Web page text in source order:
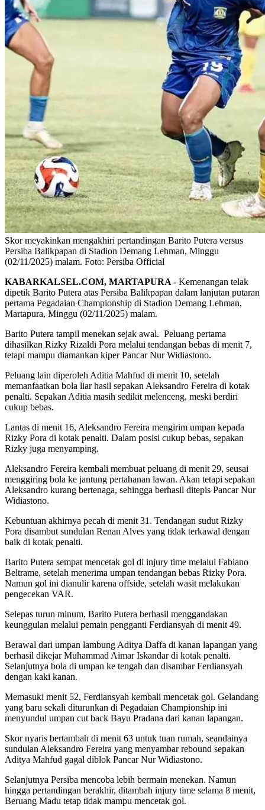
Skor meyakinkan mengakhiri pertandingan Barito Putera versus
Persiba Balikpapan di Stadion Demang Lehman, Minggu
(02/11/2025) malam. Foto: Persiba Official
KABARKALSEL.COM, MARTAPURA - Kemenangan telak
dipetik Barito Putera atas Persiba Balikpapan dalam lanjutan putaran
pertama Pegadaian Championship di Stadion Demang Lehman,
Martapura, Minggu (02/11/2025) malam.
Barito Putera tampil menekan sejak awal. Peluang pertama
dihasilkan Rizky Rizaldi Pora melalui tendangan bebas di menit 7,
tetapi mampu diamankan kiper Pancar Nur Widiastono.
Peluang lain diperoleh Aditia Mahfud di menit 10, setelah
memanfaatkan bola liar hasil sepakan Aleksandro Fereira di kotak
penalti. Sepakan Aditia masih sedikit melenceng, meski berdiri
cukup bebas.
Lantas di menit 16, Aleksandro Fereira mengirim umpan kepada
Rizky Pora di kotak penalti. Dalam posisi cukup bebas, sepakan
Rizky juga menyamping.
Aleksandro Fereira kembali membuat peluang di menit 29, seusai
menggiring bola ke jantung pertahanan lawan. Akan tetapi sepakan
Aleksandro kurang bertenaga, sehingga berhasil ditepis Pancar Nur
Widiastono.
Kebuntuan akhirnya pecah di menit 31. Tendangan sudut Rizky
Pora disambut sundulan Renan Alves yang tidak terkawal dengan
baik di kotak penalti.
Barito Putera sempat mencetak gol di injury time melalui Fabiano
Beltrame, setelah menerima umpan tendangan bebas Rizky Pora.
Namun gol ini dianulir karena offside, setelah wasit melakukan
pengecekan VAR.
Selepas turun minum, Barito Putera berhasil menggandakan
keunggulan melalui pemain pengganti Ferdiansyah di menit 49.
Berawal dari umpan lambung Aditya Daffa di kanan lapangan yang
berhasil dikejar Muhammad Aimar Iskandar di kotak penalti.
Selanjutnya bola di umpan ke tengah dan disambar Ferdiansyah
dengan kaki kanan.
Memasuki menit 52, Ferdiansyah kembali mencetak gol. Gelandang
yang baru sekali diturunkan di Pegadaian Championship ini
menyundul umpan cut back Bayu Pradana dari kanan lapangan.
Skor nyaris bertambah di menit 63 untuk tuan rumah, seandainya
sundulan Aleksandro Fereira yang menyambar rebound sepakan
Aditya Mahfud gagal diblok Pancar Nur Widiastono.
Selanjutnya Persiba mencoba lebih bermain menekan. Namun
hingga pertandingan berakhir, ditambah injury time selama 8 menit,
Beruang Madu tetap tidak mampu mencetak gol.